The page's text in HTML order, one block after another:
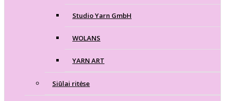
Studio Yarn GmbH
WOLANS
YARN ART
Siūlai ritėse